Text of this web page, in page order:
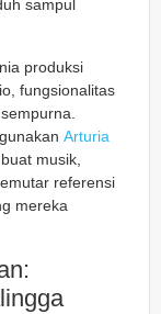
sampul
produksi
fungsionalitas
Arturia
musik,
referensi
mereka